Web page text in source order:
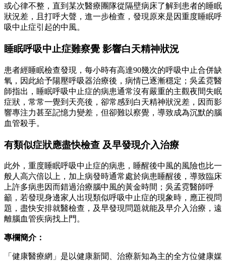
或心律不整，直到某次醫療團隊從隔壁病床了解到患者的睡眠
狀況差，且打呼大聲，進一步檢查，發現原來是因重度睡眠呼
吸中止症引起的中風。
睡眠呼吸中止症難察覺 影響白天精神狀況
患者經睡眠檢查發現，每小時有高達90幾次的呼吸中止合併缺
氧，因此給予陽壓呼吸器治療後，病情已逐漸穩定；吳孟霓醫
師指出，睡眠呼吸中止症的病患通常沒有嚴重的主觀夜間失眠
症狀，常常一覺到天亮後，卻常感到白天精神狀況差，因而影
響專注力甚至記憶力變差，但卻難以察覺，導致成為沉默的腦
血管殺手。
有類似症狀應盡快檢查 及早發現介入治療
此外，重度睡眠呼吸中止症的病患，睡醒後中風的風險也比一
般人高六倍以上，加上病發時通常處於病患睡醒後，導致臨床
上許多病患因而錯過治療腦中風的黃金時間；吳孟霓醫師呼
籲，若發現身邊家人出現類似呼吸中止症的現象時，應正視問
題，盡快安排就醫檢查，及早發現問題就能及早介入治療，遠
離腦血管疾病找上門。
專欄簡介：
「健康醫療網」是以健康新聞、治療新知為主的全方位健康媒